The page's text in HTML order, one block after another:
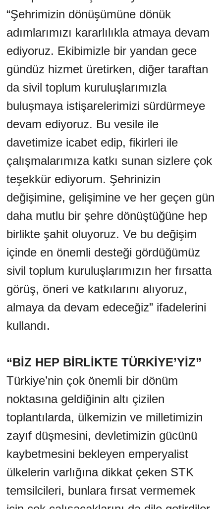
“Şehrimizin dönüşümüne dönük
adımlarımızı kararlılıkla atmaya devam
ediyoruz. Ekibimizle bir yandan gece
gündüz hizmet üretirken, diğer taraftan
da sivil toplum kuruluşlarımızla
buluşmaya istişarelerimizi sürdürmeye
devam ediyoruz. Bu vesile ile
davetimize icabet edip, fikirleri ile
çalışmalarımıza katkı sunan sizlere çok
teşekkür ediyorum. Şehrinizin
değişimine, gelişimine ve her geçen gün
daha mutlu bir şehre dönüştüğüne hep
birlikte şahit oluyoruz. Ve bu değişim
içinde en önemli desteği gördüğümüz
sivil toplum kuruluşlarımızın her fırsatta
görüş, öneri ve katkılarını alıyoruz,
almaya da devam edeceğiz” ifadelerini
kullandı.
“BİZ HEP BİRLİKTE TÜRKİYE’YİZ”
Türkiye’nin çok önemli bir dönüm
noktasına geldiğinin altı çizilen
toplantılarda, ülkemizin ve milletimizin
zayıf düşmesini, devletimizin gücünü
kaybetmesini bekleyen emperyalist
ülkelerin varlığına dikkat çeken STK
temsilcileri, bunlara fırsat vermemek